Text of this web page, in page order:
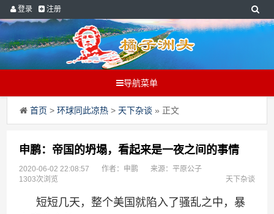
登录 注册
导航菜单
首页 >环球同此凉热 > 天下杂谈 » 正文
申鹏：帝国的坍塌，看起来是一夜之间的事情
2020-06-02 22:08:57 作者：申鹏
来源：平原公子
1303次浏览
天下杂谈
短短几天，整个美国就陷入了骚乱之中，暴